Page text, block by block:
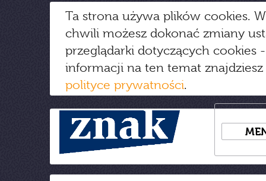
Ta strona używa plików cookies.
chwili możesz dokonać zmiany
przeglądarki dotyczących cookies
informacji na ten temat
polityce prywatności.